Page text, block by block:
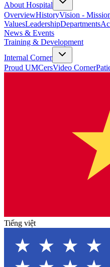
About Hospital
OverviewHistoryVision -
ValuesLeadershipDepartments
News & Events
Training & Development
Internal Corner
Proud UMCersVideo Corner
Tiếng việt